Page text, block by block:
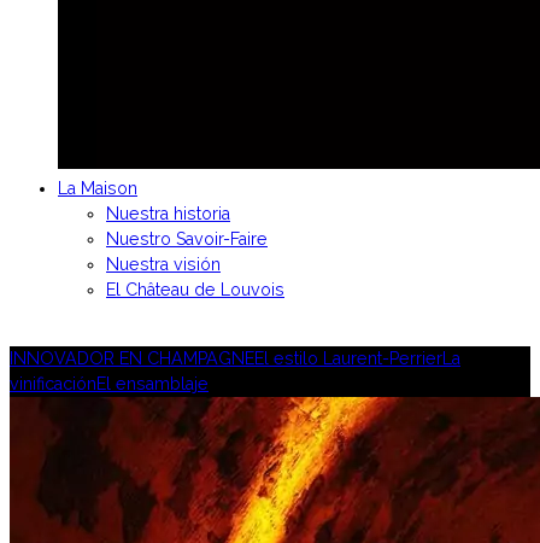
La Maison
Nuestra historia
Nuestro Savoir-Faire
Nuestra visión
El Château de Louvois
INNOVADOR EN CHAMPAGNEEl estilo Laurent-PerrierLa
vinificaciónEl ensamblaje